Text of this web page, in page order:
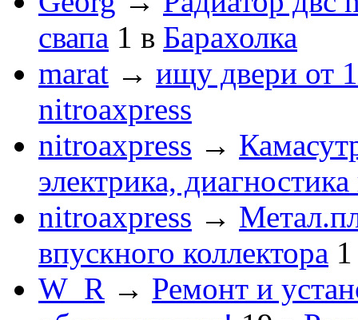
свапа 1 в Барахолка
marat → ищу двери от
nitroaxpress
nitroaxpress →
электрика,
nitroaxpress →
впускного коллектора 1
W_R → Ремонт и